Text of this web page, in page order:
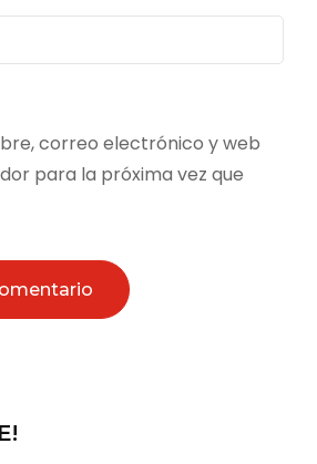
correo electrónico y web
para la próxima vez que